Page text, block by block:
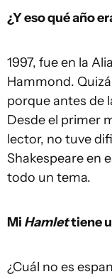
¿Y eso qué año
1997, fue en la
Hammond.
porque antes de
Desde el primer
lector, no tuve
Shakespeare en
todo un tema.
Mi Hamlettiene
¿Cuál no es